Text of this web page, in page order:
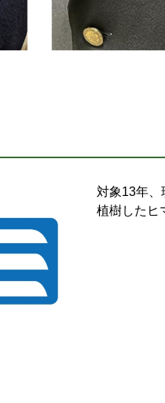
対象13年、
植樹したヒ